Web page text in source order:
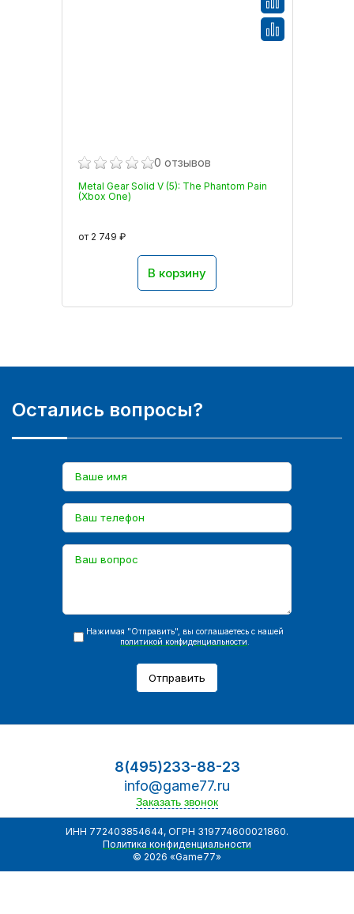
0 отзывов
Metal Gear Solid V (5): The Phantom Pain
(Xbox One)
от 2 749 ₽
В корзину
Остались вопросы?
Нажимая "Отправить", вы соглашаетесь с нашей
политикой конфиденциальности
Отправить
8(495)233-88-23
info@game77.ru
Заказать звонок
ИНН 772403854644, ОГРН 319774600021860.
Политика конфиденциальности
© 2026 «Game77»